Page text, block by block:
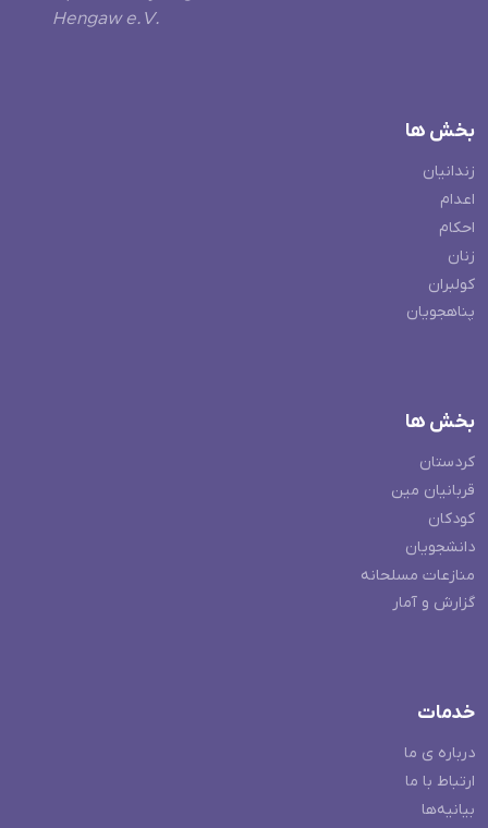
Hengaw e.V.
بخش ها
زندانیان
اعدام
احکام
زنان
کولبران
پناهجویان
بخش ها
کردستان
قربانیان مین
کودکان
دانشجویان
منازعات مسلحانه
گزارش و آمار
خدمات
درباره ی ما
ارتباط با ما
بیانیه‌ها